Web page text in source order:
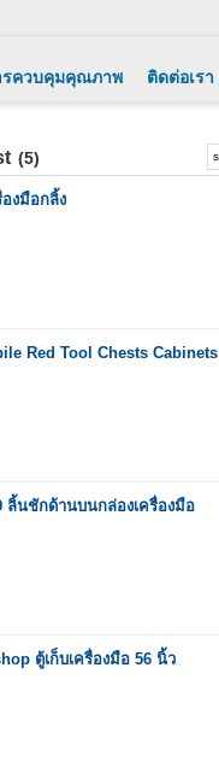
รควบคุมคุณภาพ ติดต่อเรา
(5)
งมือกลิ้ง
Red Tool Chests Cabinets
ลิ้นชักด้านบนกล่องเครื่องมือ
ตู้เก็บเครื่องมือ 56 นิ้ว